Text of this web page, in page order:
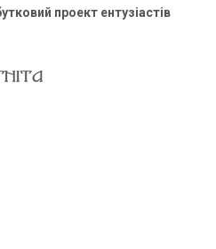
проект ентузіастів